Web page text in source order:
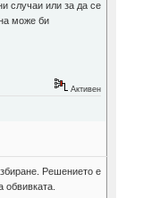
случаи или за да се
може би
Активен
Решението е